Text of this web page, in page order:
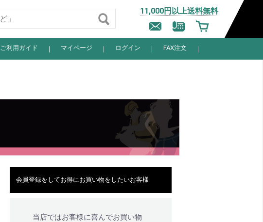
11,000円以上送料無料
ご利用ガイド マイページ ログイン FAX注文
会員登録をしてお得にお買い物をしたいお客様
当店ではお客様に喜んでお買い物